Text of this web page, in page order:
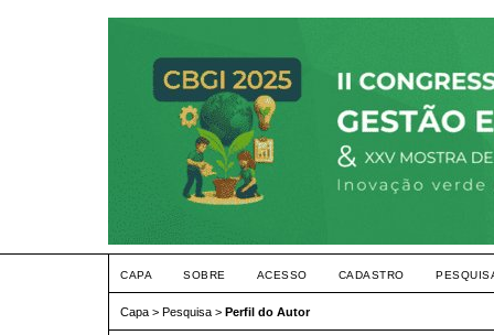
CAPA SOBRE ACESSO CADASTRO
Capa > Pesquisa > Perfil do Autor